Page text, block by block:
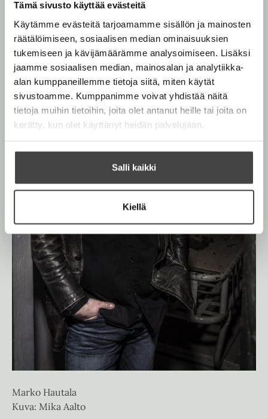
Tämä sivusto käyttää evästeitä
Käytämme evästeitä tarjoamamme sisällön ja mainosten
räätälöimiseen, sosiaalisen median ominaisuuksien
tukemiseen ja kävijämäärämme analysoimiseen. Lisäksi
jaamme sosiaalisen median, mainosalan ja analytiikka-
alan kumppaneillemme tietoja siitä, miten käytät
sivustoamme. Kumppanimme voivat yhdistää näitä
tietoja muihin tietoihin, joita olet antanut heille tai joita on
kerätty, kun olet käyttänyt heidän palvelujaan.
Salli kaikki
Kiellä
h
t
e
e
n
h
t
e
e
n
t
l
Marko Hautala
Kuva: Mika Aalto